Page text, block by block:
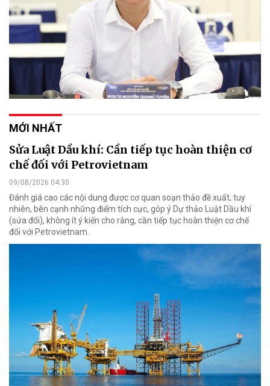
MỚI NHẤT
Sửa Luật Dầu khí: Cần tiếp tục hoàn thiện cơ
chế đối với Petrovietnam
09/08/2026 04:30
Đánh giá cao các nội dung được cơ quan soạn thảo đề xuất, tuy
nhiên, bên cạnh những điểm tích cực, góp ý Dự thảo Luật Dầu khí
(sửa đổi), không ít ý kiến cho rằng, cần tiếp tục hoàn thiện cơ chế
đối với Petrovietnam.